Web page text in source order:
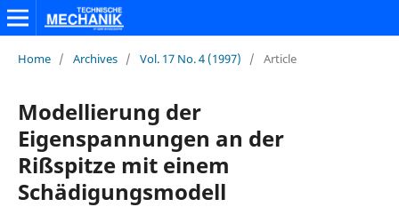
Home / Archives / Vol. 17 No. 4 (1997) / Article
Modellierung der
Eigenspannungen an der
Rißspitze mit einem
Schädigungsmodell